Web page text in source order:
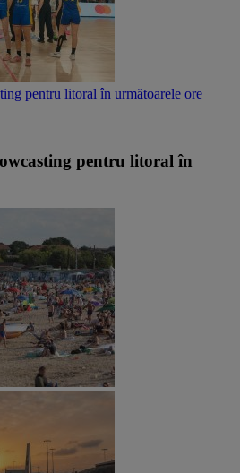
pentru litoral în următoarele ore
pentru litoral în